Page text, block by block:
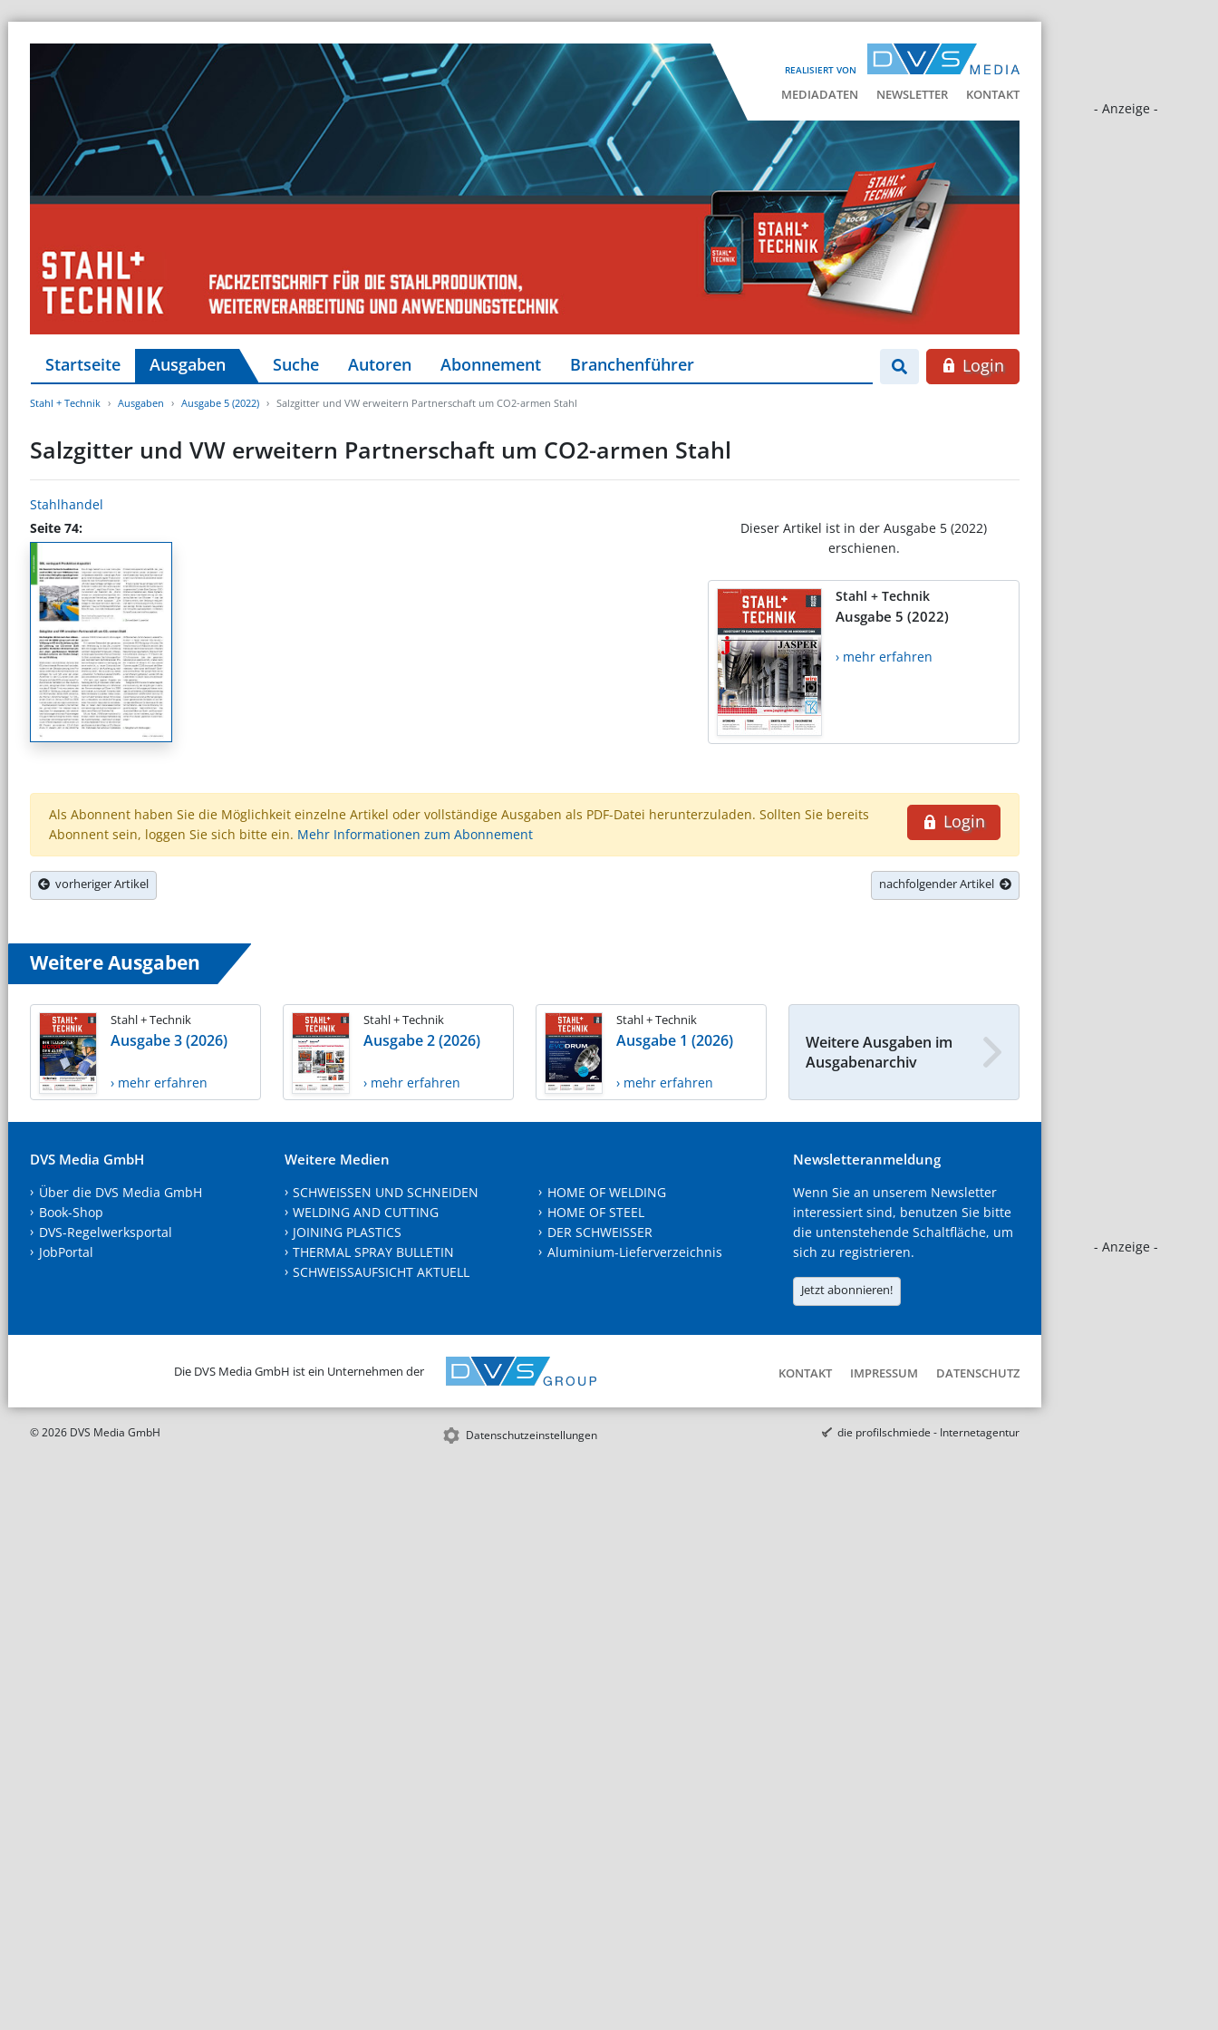
REALISIERT VON
MEDIADATEN NEWSLETTER KONTAKT
- Anzeige -
- Anzeige -
Startseite Ausgaben Suche Autoren Abonnement Branchenführer Login
Stahl + Technik Ausgaben Ausgabe 5 (2022) Salzgitter und VW erweitern Partnerschaft um CO2-armen Stahl
Salzgitter und VW erweitern Partnerschaft um CO2-armen Stahl
Stahlhandel
Seite 74:
Dieser Artikel ist in der Ausgabe 5 (2022)
erschienen.
Stahl + Technik
Ausgabe 5 (2022)
› mehr erfahren
Login
Als Abonnent haben Sie die Möglichkeit einzelne Artikel oder vollständige Ausgaben als PDF-Datei herunterzuladen. Sollten Sie bereits
Abonnent sein, loggen Sie sich bitte ein. Mehr Informationen zum Abonnement
vorheriger Artikel nachfolgender Artikel
Weitere Ausgaben
Stahl + Technik
Ausgabe 3 (2026)
› mehr erfahren
Stahl + Technik
Ausgabe 2 (2026)
› mehr erfahren
Stahl + Technik
Ausgabe 1 (2026)
› mehr erfahren
Weitere Ausgaben im
Ausgabenarchiv
DVS Media GmbH
Über die DVS Media GmbH
Book-Shop
DVS-Regelwerksportal
JobPortal
Weitere Medien
SCHWEISSEN UND SCHNEIDEN
WELDING AND CUTTING
JOINING PLASTICS
THERMAL SPRAY BULLETIN
SCHWEISSAUFSICHT AKTUELL
HOME OF WELDING
HOME OF STEEL
DER SCHWEISSER
Aluminium-Lieferverzeichnis
Newsletteranmeldung
Wenn Sie an unserem Newsletter
interessiert sind, benutzen Sie bitte
die untenstehende Schaltfläche, um
sich zu registrieren.
Jetzt abonnieren!
Die DVS Media GmbH ist ein Unternehmen der KONTAKT IMPRESSUM DATENSCHUTZ
© 2026 DVS Media GmbH Datenschutzeinstellungen die profilschmiede - Internetagentur